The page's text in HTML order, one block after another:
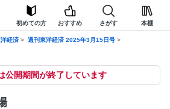
初めての方 おすすめ さがす 本棚
経済
週刊東洋経済 2025年3月15日号
公開期間が終了しています